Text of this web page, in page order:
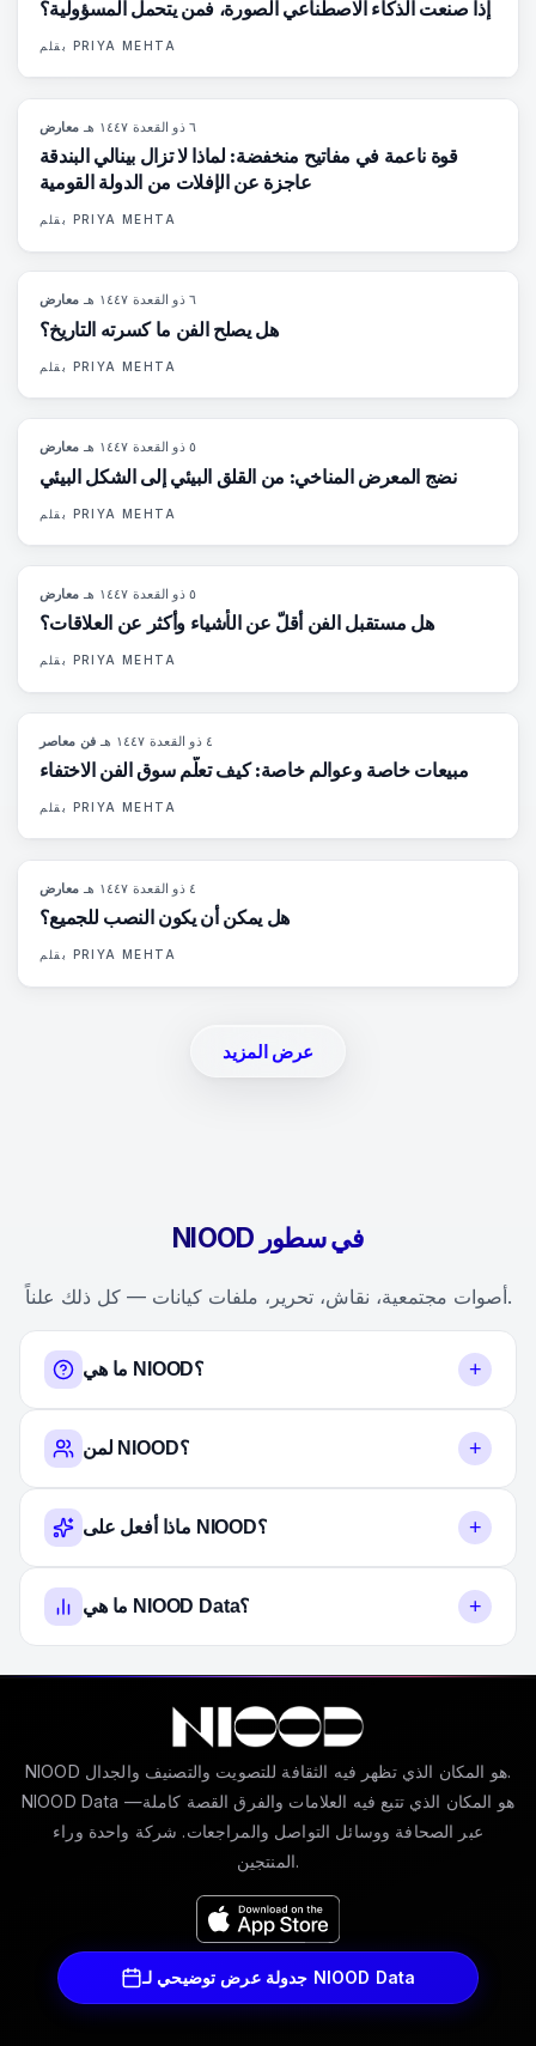
إذا صنعت الذكاء الاصطناعي الصورة، فمن يتحمل المسؤولية؟
بقلم PRIYA MEHTA
معارض ٦ ذو القعدة ١٤٤٧ هـ
قوة ناعمة في مفاتيح منخفضة: لماذا لا تزال بينالي البندقة
عاجزة عن الإفلات من الدولة القومية
بقلم PRIYA MEHTA
معارض · ٦ ذو القعدة ١٤٤٧ هـ
هل يصلح الفن ما كسرته التاريخ؟
بقلم PRIYA MEHTA
معارض · ٥ ذو القعدة ١٤٤٧ هـ
نضج المعرض المناخي: من القلق البيئي إلى الشكل البيئي
بقلم PRIYA MEHTA
معارض · ٥ ذو القعدة ١٤٤٧ هـ
هل مستقبل الفن أقلّ عن الأشياء وأكثر عن العلاقات؟
بقلم PRIYA MEHTA
فن معاصر ٤ ذو القعدة ١٤٤٧ هـ
مبيعات خاصة وعوالم خاصة: كيف تعلّم سوق الفن الاختفاء
بقلم PRIYA MEHTA
معارض ٤ ذو القعدة ١٤٤٧ هـ
هل يمكن أن يكون النصب للجميع؟
بقلم PRIYA MEHTA
عرض المزيد
NIOOD في سطور
أصوات مجتمعية، نقاش، تحرير، ملفات كيانات — كل ذلك علناً.
ما هي NIOOD؟ +
لمن NIOOD؟ +
ماذا أفعل على NIOOD؟ +
ما هي NIOOD Data؟ +
NIOOD هو المكان الذي تظهر فيه الثقافة للتصويت والتصنيف والجدال.
NIOOD Data هو المكان الذي تتبع فيه العلامات والفرق القصة كاملة—
عبر الصحافة ووسائل التواصل والمراجعات. شركة واحدة وراء
المنتجين.
جدولة عرض توضيحي لـ NIOOD Data